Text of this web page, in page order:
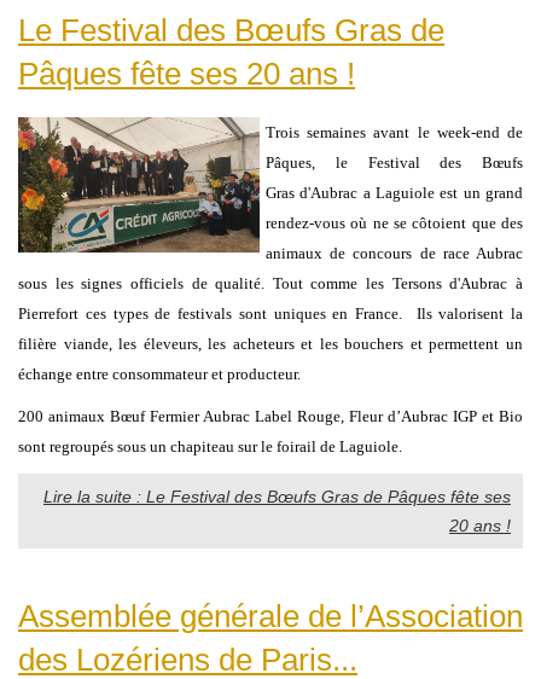
Le Festival des Bœufs Gras de
Pâques fête ses 20 ans !
Trois semaines avant le week-end de
Pâques, le Festival des Bœufs
Gras d'Aubrac a Laguiole est un grand
rendez-vous où ne se côtoient que des
animaux de concours de race Aubrac
sous les signes officiels de qualité. Tout comme les Tersons d'Aubrac à
Pierrefort ces types de festivals sont uniques en France. Ils valorisent la
filière viande, les éleveurs, les acheteurs et les bouchers et permettent un
échange entre consommateur et producteur.
200 animaux Bœuf Fermier Aubrac Label Rouge, Fleur d’Aubrac IGP et Bio
sont regroupés sous un chapiteau sur le foirail de Laguiole.
Lire la suite : Le Festival des Bœufs Gras de Pâques fête ses
20 ans !
Assemblée générale de l’Association
des Lozériens de Paris...